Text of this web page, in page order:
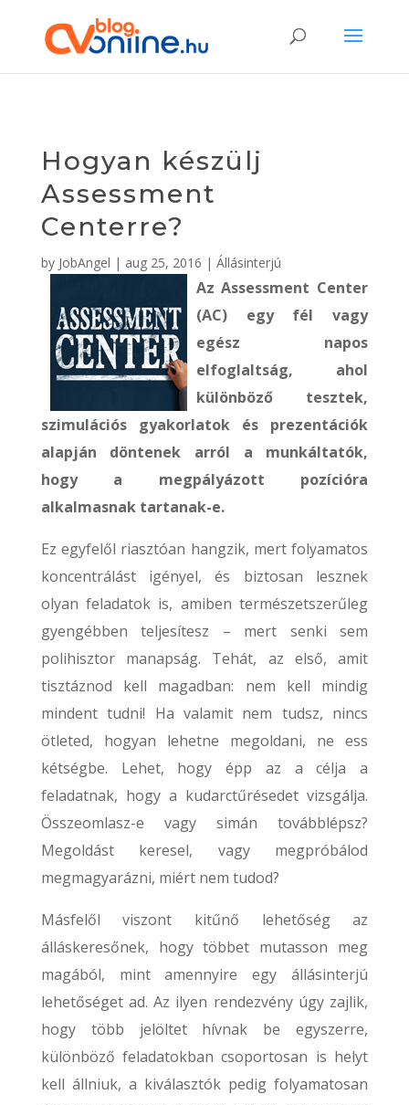
Hogyan készülj
Assessment
Centerre?
by JobAngel | aug 25, 2016 | Állásinterjú
Az Assessment Center
(AC) egy fél vagy
egész napos
elfoglaltság, ahol
különböző tesztek,
szimulációs gyakorlatok és prezentációk
alapján döntenek arról a munkáltatók,
hogy a megpályázott pozícióra
alkalmasnak tartanak-e.
Ez egyfelől riasztóan hangzik, mert folyamatos
koncentrálást igényel, és biztosan lesznek
olyan feladatok is, amiben természetszerűleg
gyengébben teljesítesz – mert senki sem
polihisztor manapság. Tehát, az első, amit
tisztáznod kell magadban: nem kell mindig
mindent tudni! Ha valamit nem tudsz, nincs
ötleted, hogyan lehetne megoldani, ne ess
kétségbe. Lehet, hogy épp az a célja a
feladatnak, hogy a kudarctűrésedet vizsgálja.
Összeomlasz-e vagy simán továbblépsz?
Megoldást keresel, vagy megpróbálod
megmagyarázni, miért nem tudod?
Másfelől viszont kitűnő lehetőség az
álláskeresőnek, hogy többet mutasson meg
magából, mint amennyire egy állásinterjú
lehetőséget ad. Az ilyen rendezvény úgy zajlik,
hogy több jelöltet hívnak be egyszerre,
különböző feladatokban csoportosan is helyt
kell állniuk, a kiválasztók pedig folyamatosan